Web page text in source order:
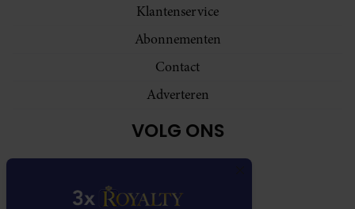
Klantenservice
Abonnementen
Contact
Adverteren
VOLG ONS